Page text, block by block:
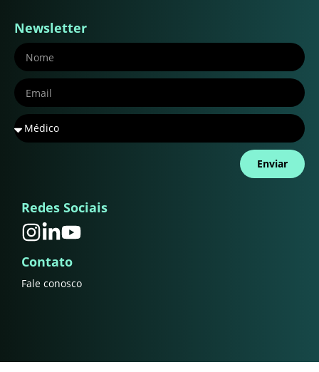
Newsletter
Enviar
Redes Sociais
Contato
Fale conosco